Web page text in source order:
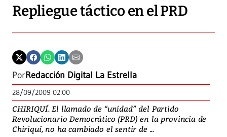
Repliegue táctico en el PRD
PorRedacción Digital La Estrella
28/09/2009 02:00
CHIRIQUÍ. El llamado de “unidad” del Partido
Revolucionario Democrático (PRD) en la provincia de
Chiriquí, no ha cambiado el sentir de ...